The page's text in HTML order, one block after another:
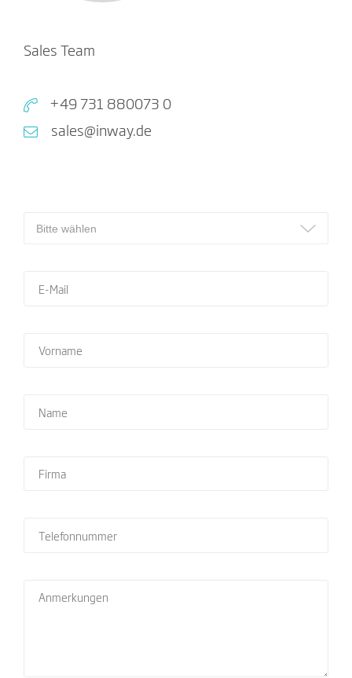
Sales Team
+49 731 880073 0
sales@inway.de